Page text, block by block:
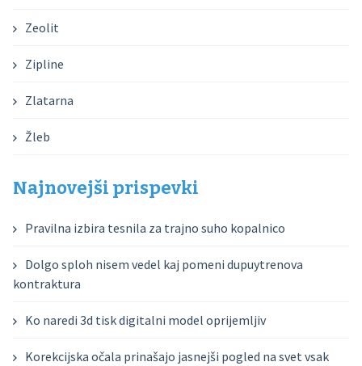
Zeolit
Zipline
Zlatarna
Žleb
Najnovejši prispevki
Pravilna izbira tesnila za trajno suho kopalnico
Dolgo sploh nisem vedel kaj pomeni dupuytrenova
kontraktura
Ko naredi 3d tisk digitalni model oprijemljiv
Korekcijska očala prinašajo jasnejši pogled na svet vsak